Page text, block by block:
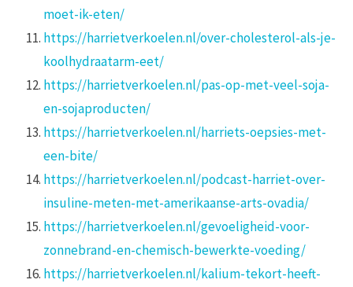
moet-ik-eten/
https://harrietverkoelen.nl/over-cholesterol-als-je-
koolhydraatarm-eet/
https://harrietverkoelen.nl/pas-op-met-veel-soja-
en-sojaproducten/
https://harrietverkoelen.nl/harriets-oepsies-met-
een-bite/
https://harrietverkoelen.nl/podcast-harriet-over-
insuline-meten-met-amerikaanse-arts-ovadia/
https://harrietverkoelen.nl/gevoeligheid-voor-
zonnebrand-en-chemisch-bewerkte-voeding/
https://harrietverkoelen.nl/kalium-tekort-heeft-